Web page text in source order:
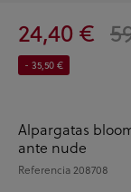
24,40 €
- 35,50 €
Alpargatas
ante nude
Referencia208708